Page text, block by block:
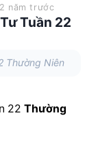
năm trước
Tuần 22
Thường Niên
22 Thường